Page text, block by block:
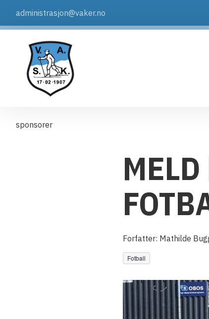
administrasjon@vaker.no
sponsorer
Forfatter: Mathilde
Fotball